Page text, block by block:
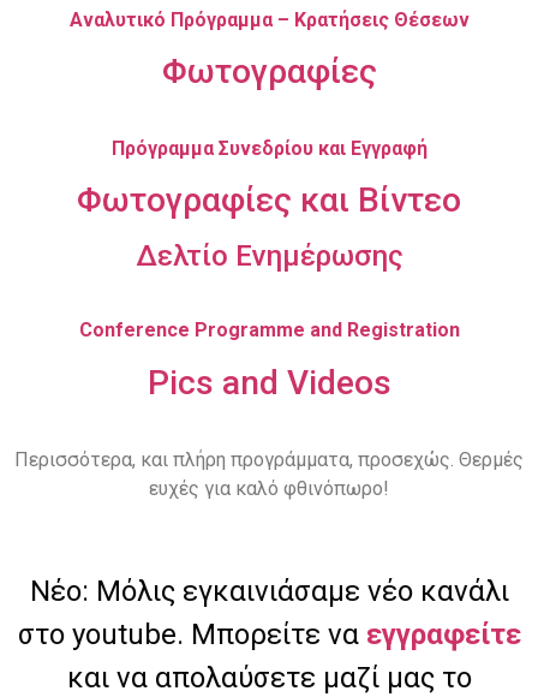
Αναλυτικό Πρόγραμμα – Κρατήσεις Θέσεων
Φωτογραφίες
Πρόγραμμα Συνεδρίου και Εγγραφή
Φωτογραφίες και Βίντεο
Δελτίο Ενημέρωσης
Conference Programme and Registration
Pics and Videos
Περισσότερα, και πλήρη προγράμματα, προσεχώς. Θερμές
ευχές για καλό φθινόπωρο!
Nέο: Μόλις εγκαινιάσαμε νέο κανάλι
στο youtube. Μπορείτε να εγγραφείτε
και να απολαύσετε μαζί μας το